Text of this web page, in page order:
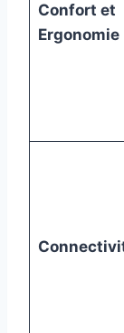
Confort et
Ergonomie